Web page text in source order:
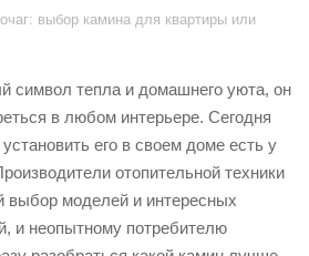
выбор камина для квартиры или
символ тепла и домашнего уюта, он
в любом интерьере. Сегодня
его в своем доме есть у
отопительной техники
выбор моделей и интересных
и неопытному потребителю